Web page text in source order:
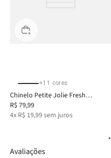
+11 cores
Chinelo Petite Jolie Fresh
Translúcido/White PJ6979
R$ 79,99
4x R$ 19,99sem juros
Avaliações